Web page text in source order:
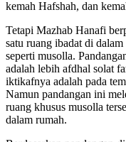
kemah Hafshah, dan
Tetapi Mazhab Hanafi
satu ruang ibadat di
seperti musolla.
adalah lebih afdhal solat
iktikafnya adalah pada
Namun pandangan ini
ruang khusus musolla
dalam rumah.